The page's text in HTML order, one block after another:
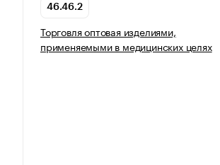
46.46.2
Торговля оптовая изделиями,
применяемыми в медицинских целях